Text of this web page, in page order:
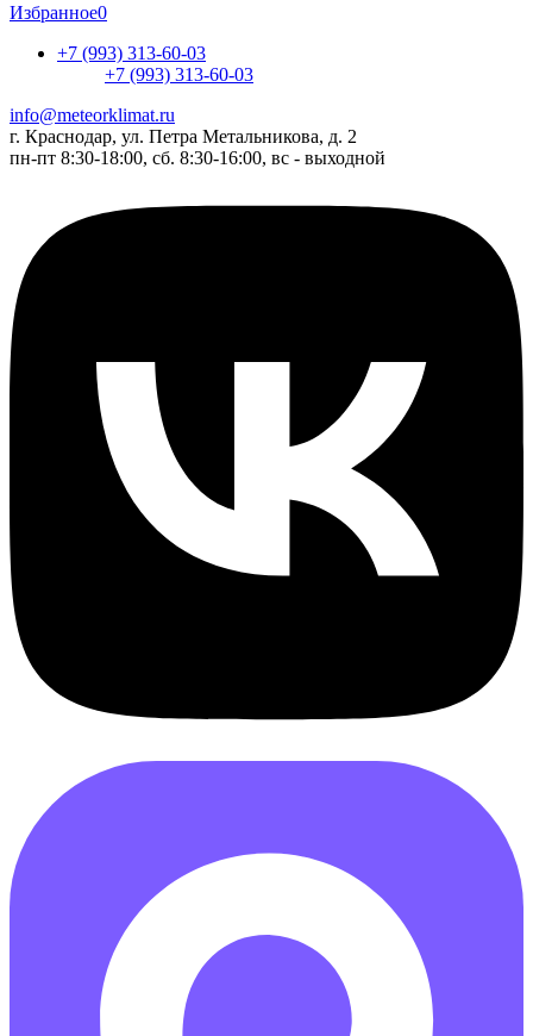
Избранное0
+7 (993) 313-60-03
+7 (993) 313-60-03
info@meteorklimat.ru
г. Краснодар, ул. Петра Метальникова, д. 2
пн-пт 8:30-18:00, сб. 8:30-16:00, вс - выходной